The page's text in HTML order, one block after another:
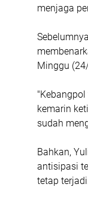
menjaga
Minggu
kemarin
sudah
Bahkan,
antisipasi
tetap